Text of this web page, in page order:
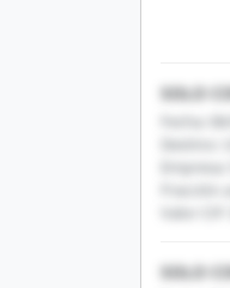
SOLO
Fecha:
Destino: US
Fracción
Valor
SOLO